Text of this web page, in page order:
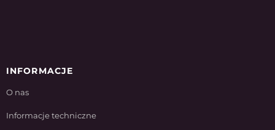
INFORMACJE
O nas
Informacje techniczne